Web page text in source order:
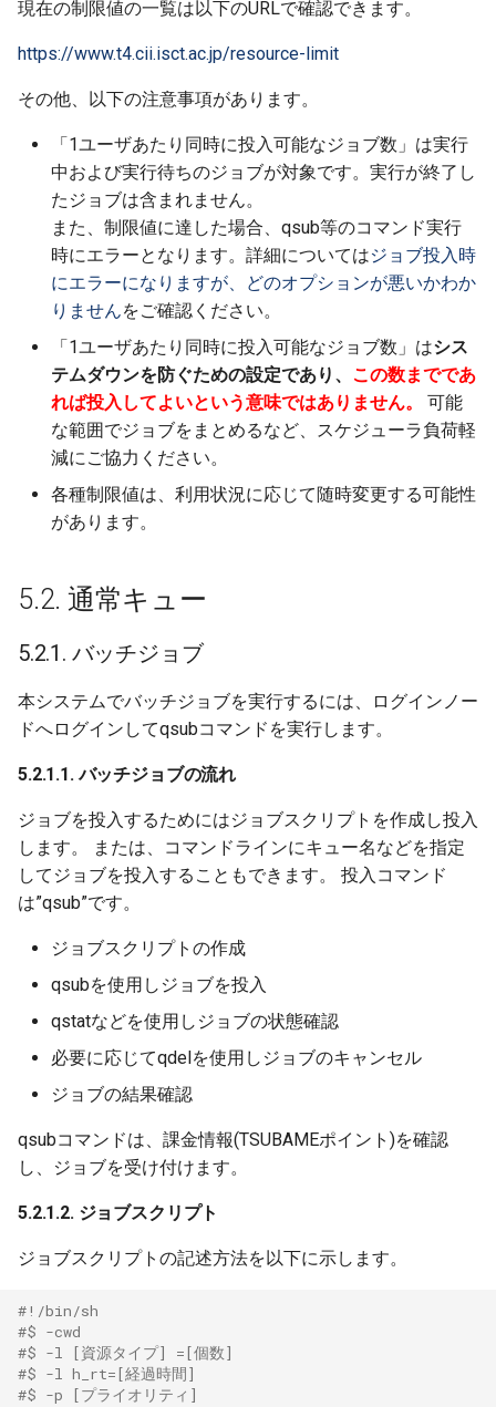
現在の制限値の一覧は以下のURLで確認できます。
https://www.t4.cii.isct.ac.jp/resource-limit
その他、以下の注意事項があります。
「1ユーザあたり同時に投入可能なジョブ数」は実行
中および実行待ちのジョブが対象です。実行が終了し
たジョブは含まれません。
また、制限値に達した場合、qsub等のコマンド実行
時にエラーとなります。詳細についてはジョブ投入時
にエラーになりますが、どのオプションが悪いかわか
りませんをご確認ください。
「1ユーザあたり同時に投入可能なジョブ数」はシス
テムダウンを防ぐための設定であり、 この数までであ
れば投入してよいという意味ではありません。
可能
な範囲でジョブをまとめるなど、スケジューラ負荷軽
減にご協力ください。
各種制限値は、利用状況に応じて随時変更する可能性
があります。
5.2. 通常キュー
5.2.1. バッチジョブ
本システムでバッチジョブを実行するには、ログインノー
ドへログインしてqsubコマンドを実行します。
5.2.1.1. バッチジョブの流れ
ジョブを投入するためにはジョブスクリプトを作成し投入
します。 または、コマンドラインにキュー名などを指定
してジョブを投入することもできます。 投入コマンド
は”qsub”です。
ジョブスクリプトの作成
qsubを使用しジョブを投入
qstatなどを使用しジョブの状態確認
必要に応じてqdelを使用しジョブのキャンセル
ジョブの結果確認
qsubコマンドは、課金情報(TSUBAMEポイント)を確認
し、ジョブを受け付けます。
5.2.1.2. ジョブスクリプト
ジョブスクリプトの記述方法を以下に示します。
#!/bin/sh
#$ -cwd
#$ -l [資源タイプ] =[個数]
#$ -l h_rt=[経過時間]
#$ -p [プライオリティ]